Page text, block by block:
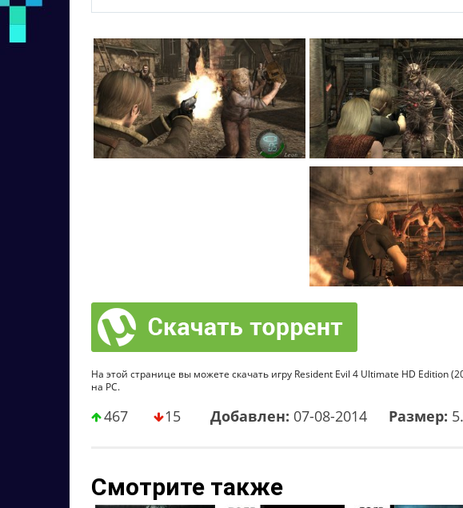
На этой странице вы можете скачать игру Resident Evil 4 Ultimate HD Edition
на PC.
467 15 Добавлен: 07-08-2014 Размер:
Смотрите также